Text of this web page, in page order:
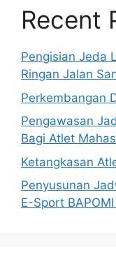
Recent
Pengisian Jeda
Ringan Jalan
Perkembangan
Pengawasan
Bagi Atlet
Ketangkasan
Penyusunan
E-Sport